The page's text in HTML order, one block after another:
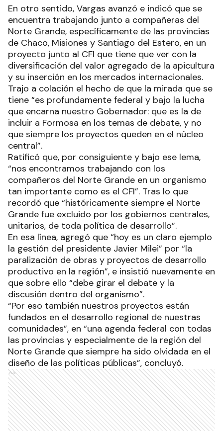
En otro sentido, Vargas avanzó e indicó que se
encuentra trabajando junto a compañeras del
Norte Grande, específicamente de las provincias
de Chaco, Misiones y Santiago del Estero, en un
proyecto junto al CFI que tiene que ver con la
diversificación del valor agregado de la apicultura
y su inserción en los mercados internacionales.
Trajo a colación el hecho de que la mirada que se
tiene “es profundamente federal y bajo la lucha
que encarna nuestro Gobernador: que es la de
incluir a Formosa en los temas de debate, y no
que siempre los proyectos queden en el núcleo
central”.
Ratificó que, por consiguiente y bajo ese lema,
“nos encontramos trabajando con los
compañeros del Norte Grande en un organismo
tan importante como es el CFI”. Tras lo que
recordó que “históricamente siempre el Norte
Grande fue excluido por los gobiernos centrales,
unitarios, de toda política de desarrollo”.
En esa línea, agregó que “hoy es un claro ejemplo
la gestión del presidente Javier Milei” por “la
paralización de obras y proyectos de desarrollo
productivo en la región”, e insistió nuevamente en
que sobre ello “debe girar el debate y la
discusión dentro del organismo”.
“Por eso también nuestros proyectos están
fundados en el desarrollo regional de nuestras
comunidades”, en “una agenda federal con todas
las provincias y especialmente de la región del
Norte Grande que siempre ha sido olvidada en el
diseño de las políticas públicas”, concluyó.
Ads